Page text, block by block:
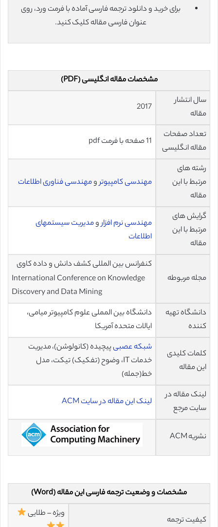
برای خرید و دانلود ترجمه فارسی آماده با فرمت ورد، روی
عنوان فارسی مقاله کلیک کنید.
مشخصات مقاله انگلیسی (PDF)
سال انتشار
مقاله
2017
تعداد صفحات
مقاله انگلیسی
11 صفحه با فرمت pdf
رشته های
مرتبط با این
مقاله
مهندسی کامپیوترومهندسی فناوری اطلاعات
گرایش های
مرتبط با این
مقاله
مهندسی نرم افزارومدیریت سیستمهای
اطلاعات
مجله مربوطه
کنفرانس بین المللی کشف دانش و داده کاوی
International Conference on Knowledge
Discovery and Data Mining
دانشگاه تهیه
کننده
دانشگاه بین المملی علوم کامپیوتر میامی،
ایالات متحده آمریکا
کلمات کلیدی
این مقاله
شبکه عصبیپیچیده (کانولوشن)، مدیریت
خدمات IT، وضوح (تفکیک) تیکت، مدل
خط(جمله)
لینک مقاله در
سایت مرجع
لینک این مقاله در سایت ACM
نشریه ACM
مشخصات و وضعیت ترجمه فارسی این مقاله (Word)
کیفیت ترجمه
ویژه – طلایی